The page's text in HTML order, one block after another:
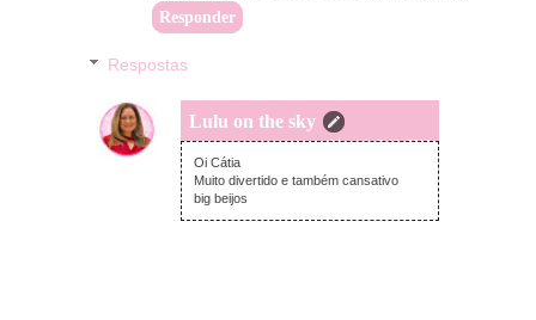
Responder
Respostas
Lulu on the sky
terça-feira, abril 19, 2016
Oi Cátia
Muito divertido e também cansativo
big beijos